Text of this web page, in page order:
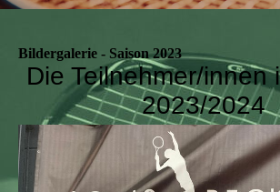
Bildergalerie - Saison 2023
Die Teilnehmer/innen
2023/2024